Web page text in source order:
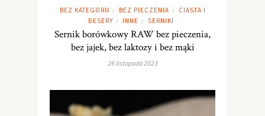
BEZ KATEGORII / BEZ PIECZENIA /
CIASTA I
DESERY / INNE / SERNIKI
Sernik borówkowy RAW bez pieczenia,
bez jajek, bez laktozy i bez mąki
26 listopada 2023